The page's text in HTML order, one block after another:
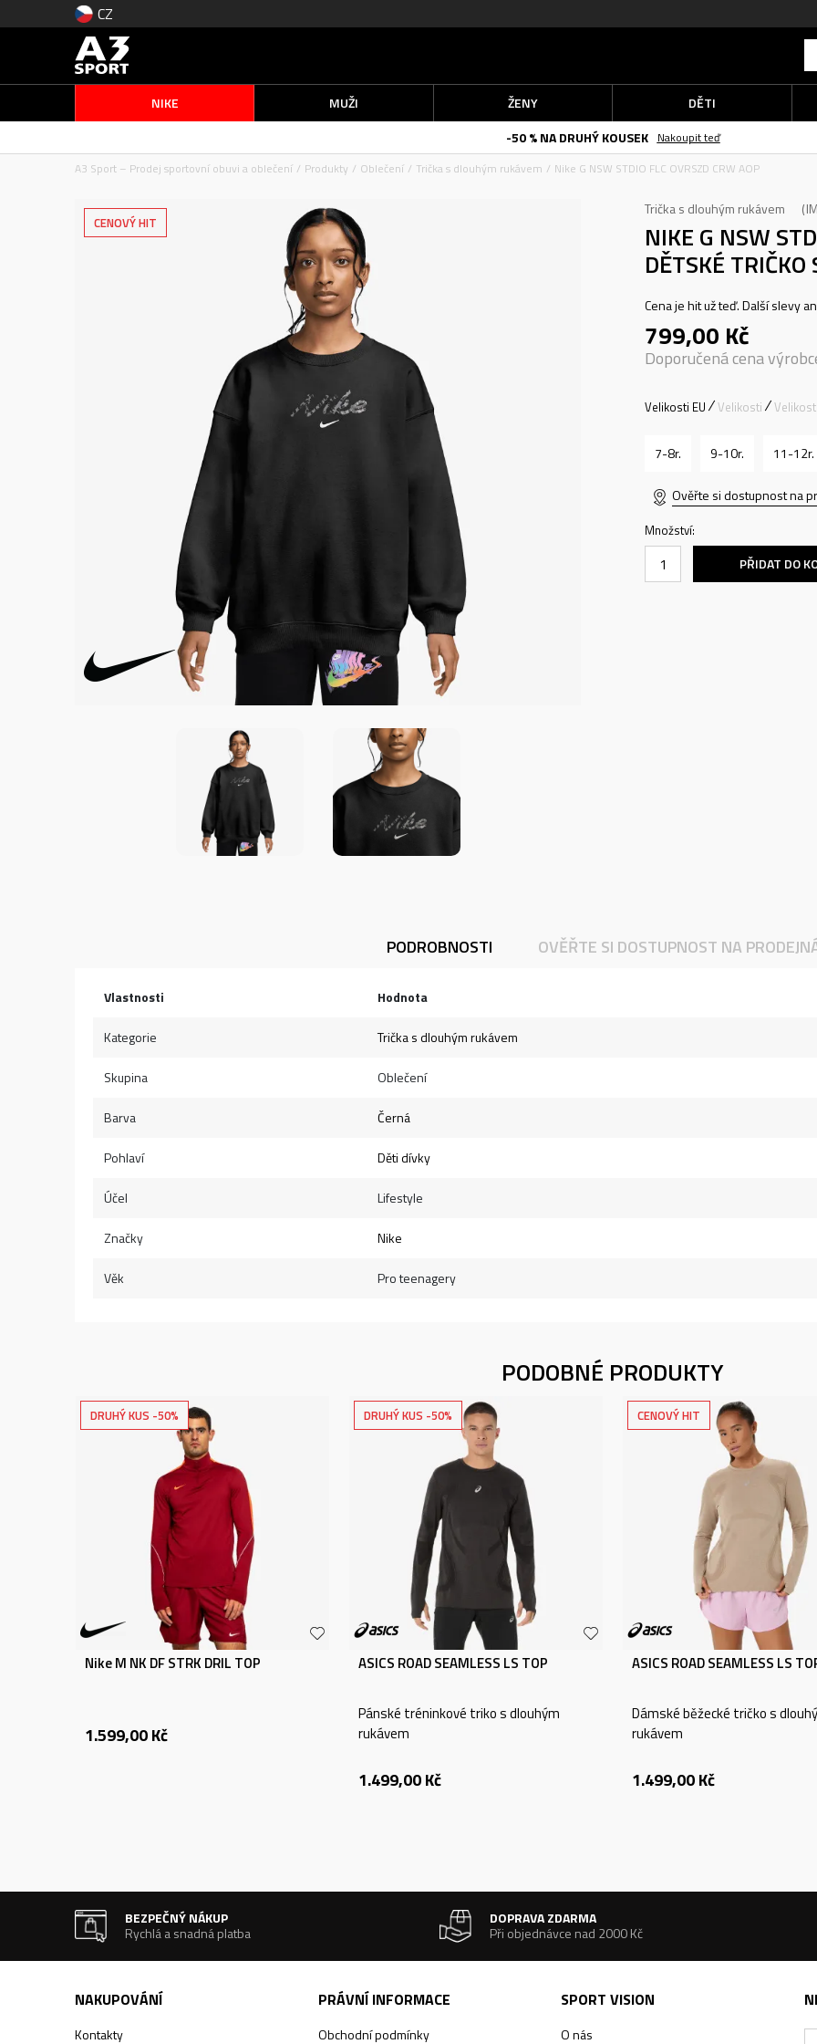
CZ
NIKE MUŽI ŽENY
DĚTI
-50 % NA DRUHÝ KOUSEK
Nakoupit teď
A3 Sport – Prodej sportovní obuvi a oblečení
Produkty Oblečení Trička s dlouhým rukávem Nike G NSW STDIO FLC OVRSZD CRW AOP
CENOVÝ HIT
Trička s dlouhým rukávem
NIKE G NSW
DĚTSKÉ
Cena je hit už teď. Další slevy
799,00 Kč
Doporučená cena
Velikosti EU Velikosti
7-8r. 9-10r. 11-12r.
Ověřte si dostupnost na
Množství:
PŘIDAT DO
PODROBNOSTI OVĚŘTE SI DOSTUPNOST NA
Vlastnosti Hodnota
Kategorie Trička s dlouhým rukávem
Skupina Oblečení
Barva Černá
Pohlaví Děti dívky
Účel Lifestyle
Značky Nike
Věk Pro teenagery
PODOBNÉ PRODUKTY
DRUHÝ KUS -50%
Nike M NK DF STRK DRIL TOP
1.599,00Kč
DRUHÝ KUS -50%
ASICS ROAD SEAMLESS LS TOP
Pánské tréninkové triko s dlouhým
rukávem
1.499,00Kč
CENOVÝ HIT
ASICS ROAD SEAMLESS LS
Dámské běžecké tričko s
rukávem
1.499,00Kč
BEZPEČNÝ NÁKUP
Rychlá a snadná platba
DOPRAVA ZDARMA
Při objednávce nad 2000 Kč
NAKUPOVÁNÍ
Kontakty
PRÁVNÍ INFORMACE
Obchodní podmínky
SPORT VISION
O nás